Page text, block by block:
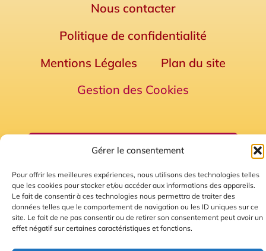
Gérer le consentement
Pour offrir les meilleures expériences, nous utilisons des technologies telles
que les cookies pour stocker et/ou accéder aux informations des appareils.
Le fait de consentir à ces technologies nous permettra de traiter des
données telles que le comportement de navigation ou les ID uniques sur ce
site. Le fait de ne pas consentir ou de retirer son consentement peut avoir un
effet négatif sur certaines caractéristiques et fonctions.
Nous contacter
Politique de confidentialité
Mentions Légales
Plan du site
Gestion des Cookies
© 2026 Radio Calade
Ecoutez le direct